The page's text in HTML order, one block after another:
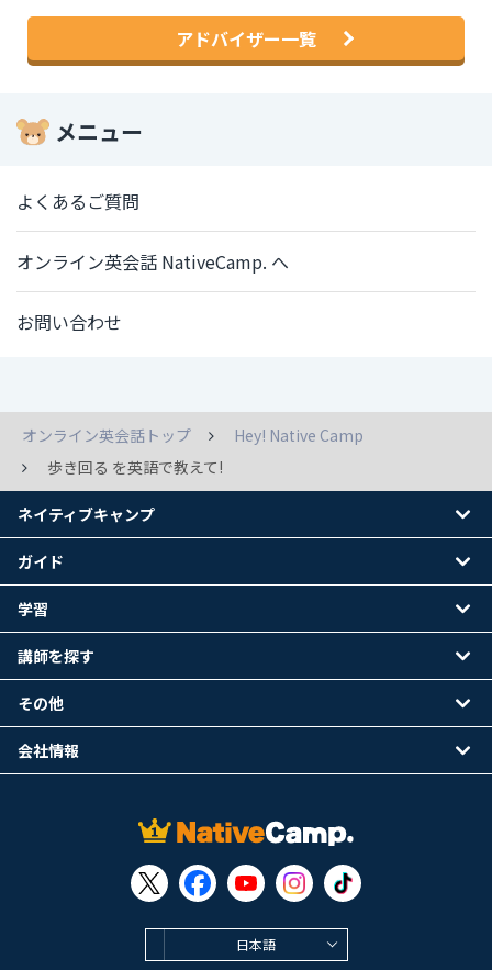
アドバイザー一覧
メニュー
よくあるご質問
オンライン英会話 NativeCamp. へ
お問い合わせ
オンライン英会話トップ
Hey! Native Camp
歩き回る を英語で教えて!
日本語
ネイティブキャンプ
ガイド
学習
講師を探す
その他
会社情報